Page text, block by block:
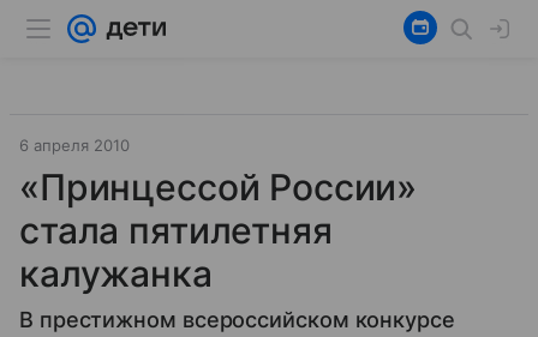
6 апреля 2010
«Принцессой России»
стала пятилетняя
калужанка
В престижном всероссийском конкурсе